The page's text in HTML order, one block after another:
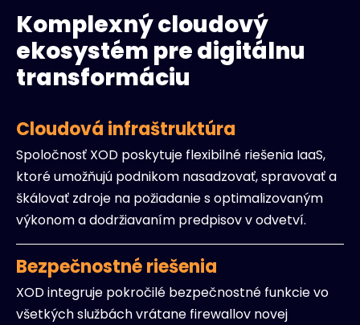
Komplexný cloudový
ekosystém pre digitálnu
transformáciu
Cloudová infraštruktúra
Spoločnosť XOD poskytuje flexibilné riešenia IaaS,
ktoré umožňujú podnikom nasadzovať, spravovať a
škálovať zdroje na požiadanie s optimalizovaným
výkonom a dodržiavaním predpisov v odvetví.
Bezpečnostné riešenia
XOD integruje pokročilé bezpečnostné funkcie vo
všetkých službách vrátane firewallov novej